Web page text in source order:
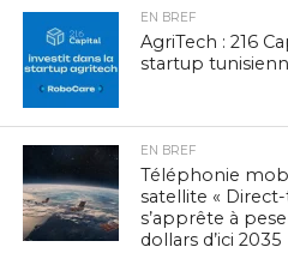
EN BREF
AgriTech : 216
startup
EN BREF
Téléphonie
satellite «
s’apprête à
dollars d’ici 2035